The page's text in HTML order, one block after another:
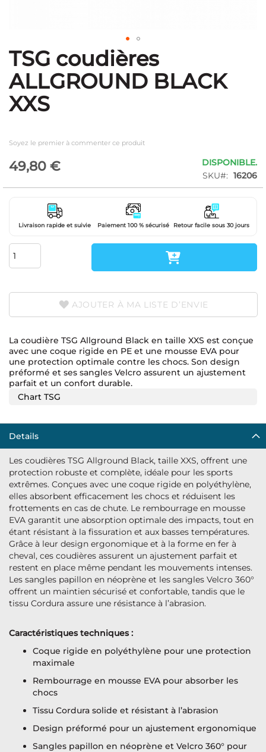
Skip
to
the
beginning
of
the
TSG coudières
ALLGROUND BLACK
XXS
Soyez le premier à commenter ce produit
49,80 €
DISPONIBLE.
SKU
16206
Livraison rapide et suivie Paiement 100 % sécurisé Retour facile sous 30 jours
AJOUTER À MA LISTE D’ENVIE
La coudière TSG Allground Black en taille XXS est conçue
avec une coque rigide en PE et une mousse EVA pour
une protection optimale contre les chocs. Son design
préformé et ses sangles Velcro assurent un ajustement
parfait et un confort durable.
Chart TSG
Details
Les coudières TSG Allground Black, taille XXS, offrent une
protection robuste et complète, idéale pour les sports
extrêmes. Conçues avec une coque rigide en polyéthylène,
elles absorbent efficacement les chocs et réduisent les
frottements en cas de chute. Le rembourrage en mousse
EVA garantit une absorption optimale des impacts, tout en
étant résistant à la fissuration et aux basses températures.
Grâce à leur design ergonomique et à la forme en fer à
cheval, ces coudières assurent un ajustement parfait et
restent en place même pendant les mouvements intenses.
Les sangles papillon en néoprène et les sangles Velcro 360°
offrent un maintien sécurisé et confortable, tandis que le
tissu Cordura assure une résistance à l’abrasion.
Caractéristiques techniques :
Coque rigide en polyéthylène pour une protection
maximale
Rembourrage en mousse EVA pour absorber les
chocs
Tissu Cordura solide et résistant à l’abrasion
Design préformé pour un ajustement ergonomique
Sangles papillon en néoprène et Velcro 360° pour